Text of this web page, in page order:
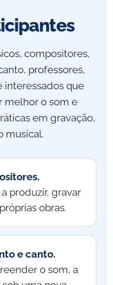
compositores,
professores,
interessados que
melhor o som e
em gravação,
musical.
produzir, gravar
obras.
e canto.
o som, a